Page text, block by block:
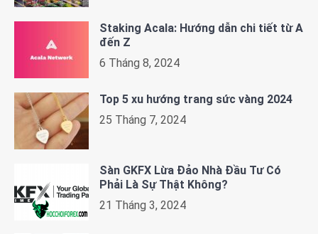
Staking Acala: Hướng dẫn chi tiết từ A
đến Z
6 Tháng 8, 2024
Top 5 xu hướng trang sức vàng 2024
25 Tháng 7, 2024
Sàn GKFX Lừa Đảo Nhà Đầu Tư Có
Phải Là Sự Thật Không?
21 Tháng 3, 2024